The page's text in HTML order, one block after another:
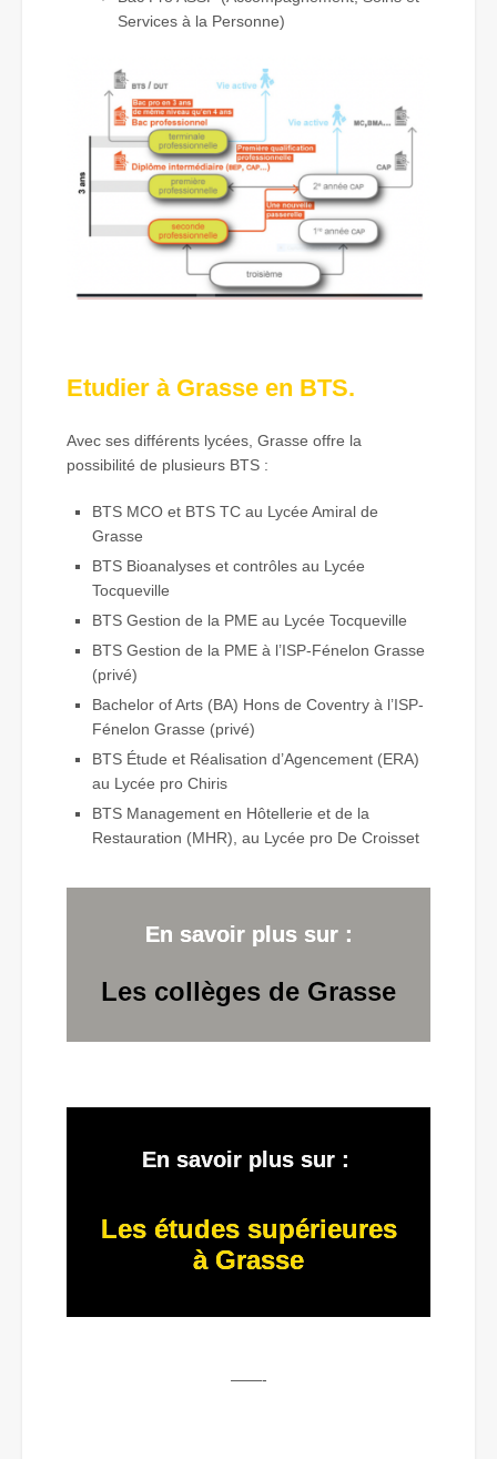
Services à la Personne)
Etudier à Grasse en BTS.
Avec ses différents lycées, Grasse offre la
possibilité de plusieurs BTS :
BTS MCO et BTS TC au Lycée Amiral de
Grasse
BTS Bioanalyses et contrôles au Lycée
Tocqueville
BTS Gestion de la PME au Lycée Tocqueville
BTS Gestion de la PME à l’ISP-Fénelon Grasse
(privé)
Bachelor of Arts (BA) Hons de Coventry à l’ISP-
Fénelon Grasse (privé)
BTS Étude et Réalisation d’Agencement (ERA)
au Lycée pro Chiris
BTS Management en Hôtellerie et de la
Restauration (MHR), au Lycée pro De Croisset
En savoir plus sur :
Les collèges de Grasse
En savoir plus sur :
Les études supérieures
à Grasse
——-